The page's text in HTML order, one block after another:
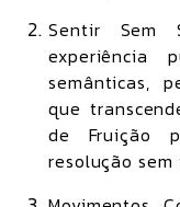
Sentir Sem
experiência
semânticas,
que
de Fruição
resolução